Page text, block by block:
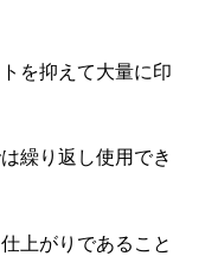
を抑えて大量に印
繰り返し使用でき
上がりであること